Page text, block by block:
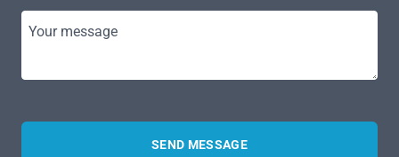
Your message
SEND MESSAGE